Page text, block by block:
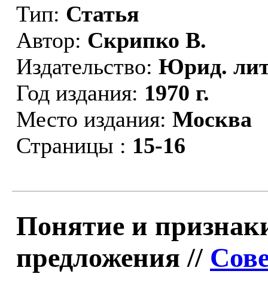
Тип: Статья
Автор: Скрипко В.
Издательство: Юрид.
Год издания: 1970 г.
Место издания: Москва
Страницы : 15-16
Понятие и
предложения //